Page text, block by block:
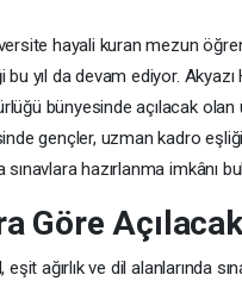
hayali kuran mezun
yıl da devam ediyor. Akyazı
bünyesinde açılacak olan
gençler, uzman kadro
hazırlanma imkânı
Göre
eşit ağırlık ve dil alanlarında